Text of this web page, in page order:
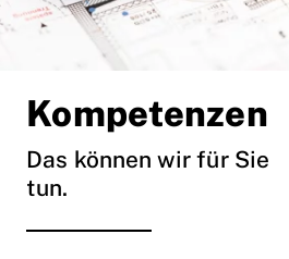
Kompetenzen
Das können wir für Sie
tun.